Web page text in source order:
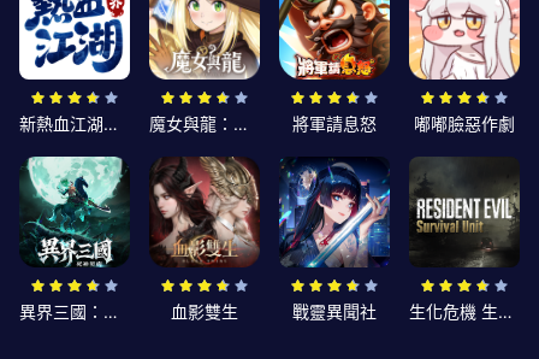
新熱血江湖：世界 魔女與龍：光暗篇章 將軍請息怒 嘟嘟臉惡作劇
異界三國：死神契約 血影雙生 戰靈異聞社 生化危機 生存兵種